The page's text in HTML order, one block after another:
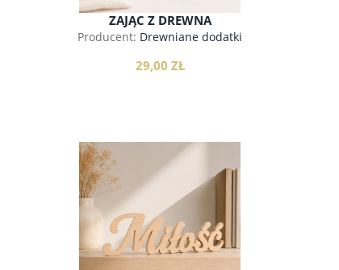
ZAJĄC Z DREWNA
Producent: Drewniane dodatki
29,00 ZŁ
do koszyka